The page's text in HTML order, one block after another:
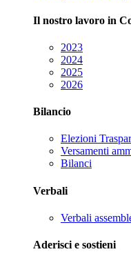
Il nostro lavoro in
2023
2024
2025
2026
Bilancio
Elezioni
Versamenti
Bilanci
Verbali
Verbali
Aderisci e sostieni